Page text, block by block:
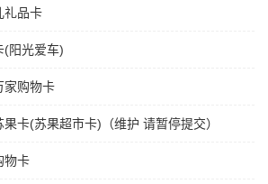
礼品卡
(阳光爱车)
家购物卡
卡(苏果超市卡)（维护 请暂停提交）
物卡